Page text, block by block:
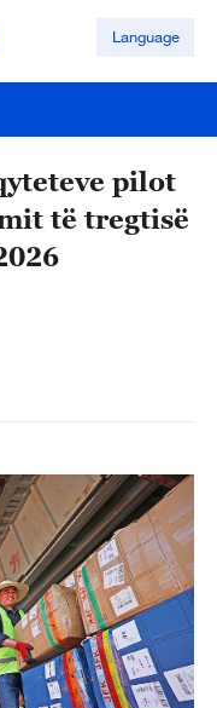
Language
pilot
të tregtisë